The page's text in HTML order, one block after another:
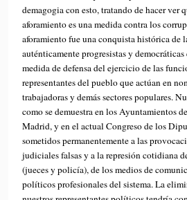
demagogia con esto, tratando de hacer ver
aforamiento es una medida contra los
aforamiento fue una conquista histórica de
auténticamente progresistas y democráticas
medida de defensa del ejercicio de las
representantes del pueblo que actúan en
trabajadoras y demás sectores populares.
como se demuestra en los Ayuntamientos
Madrid, y en el actual Congreso de los
sometidos permanentemente a las
judiciales falsas y a la represión cotidiana
(jueces y policía), de los medios de
políticos profesionales del sistema. La